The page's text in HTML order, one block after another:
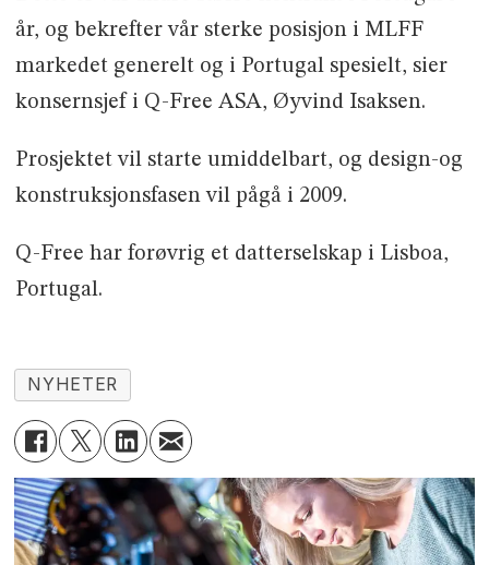
år, og bekrefter vår sterke posisjon i MLFF
markedet generelt og i Portugal spesielt, sier
konsernsjef i Q-Free ASA, Øyvind Isaksen.
Prosjektet vil starte umiddelbart, og design-og
konstruksjonsfasen vil pågå i 2009.
Q-Free har forøvrig et datterselskap i Lisboa,
Portugal.
NYHETER